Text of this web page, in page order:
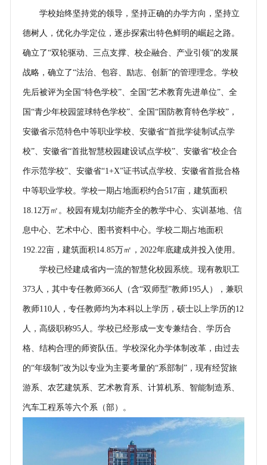
学校始终坚持党的领导，坚持正确的办学方向，坚持立
德树人，优化办学定位，逐步探索出特色鲜明的崛起之路。
确立了“双轮驱动、三点支撑、校企融合、产业引领”的发展
战略，确立了“法治、包容、励志、创新”的管理理念。学校
先后被评为全国“特色学校”、全国“艺术教育先进单位”、全
国“青少年校园篮球特色学校”、全国“国防教育特色学校”，
安徽省示范特色中等职业学校、安徽省“首批学徒制试点学
校”、安徽省“首批智慧校园建设试点学校”、安徽省“校企合
作示范学校”、安徽省“1+X”证书试点学校、安徽省首批合格
中等职业学校。学校一期占地面积约合517亩，建筑面积
18.12万㎡。校园有规划功能齐全的教学中心、实训基地、信
息中心、艺术中心、图书资料中心。学校二期占地面积
192.22亩，建筑面积14.85万㎡，2022年底建成并投入使用。
学校已经建成省内一流的智慧化校园系统。现有教职工
373人，其中专任教师366人（含“双师型”教师195人），兼职
教师110人，专任教师均为本科以上学历，硕士以上学历的12
人，高级职称95人。学校已经形成一支专兼结合、学历合
格、结构合理的师资队伍。学校深化办学体制改革，由过去
的“年级制”改为以专业为主要考量的“系部制”，现有经贸旅
游系、农艺建筑系、艺术教育系、计算机系、智能制造系、
汽车工程系等六个系（部）。